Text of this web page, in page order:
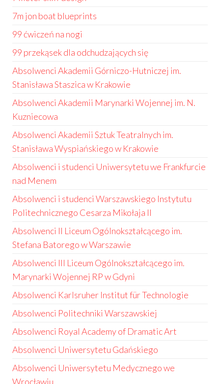
7m jon boat blueprints
99 ćwiczeń na nogi
99 przekąsek dla odchudzających się
Absolwenci Akademii Górniczo-Hutniczej im.
Stanisława Staszica w Krakowie
Absolwenci Akademii Marynarki Wojennej im. N.
Kuzniecowa
Absolwenci Akademii Sztuk Teatralnych im.
Stanisława Wyspiańskiego w Krakowie
Absolwenci i studenci Uniwersytetu we Frankfurcie
nad Menem
Absolwenci i studenci Warszawskiego Instytutu
Politechnicznego Cesarza Mikołaja II
Absolwenci II Liceum Ogólnokształcącego im.
Stefana Batorego w Warszawie
Absolwenci III Liceum Ogólnokształcącego im.
Marynarki Wojennej RP w Gdyni
Absolwenci Karlsruher Institut für Technologie
Absolwenci Politechniki Warszawskiej
Absolwenci Royal Academy of Dramatic Art
Absolwenci Uniwersytetu Gdańskiego
Absolwenci Uniwersytetu Medycznego we
Wrocławiu